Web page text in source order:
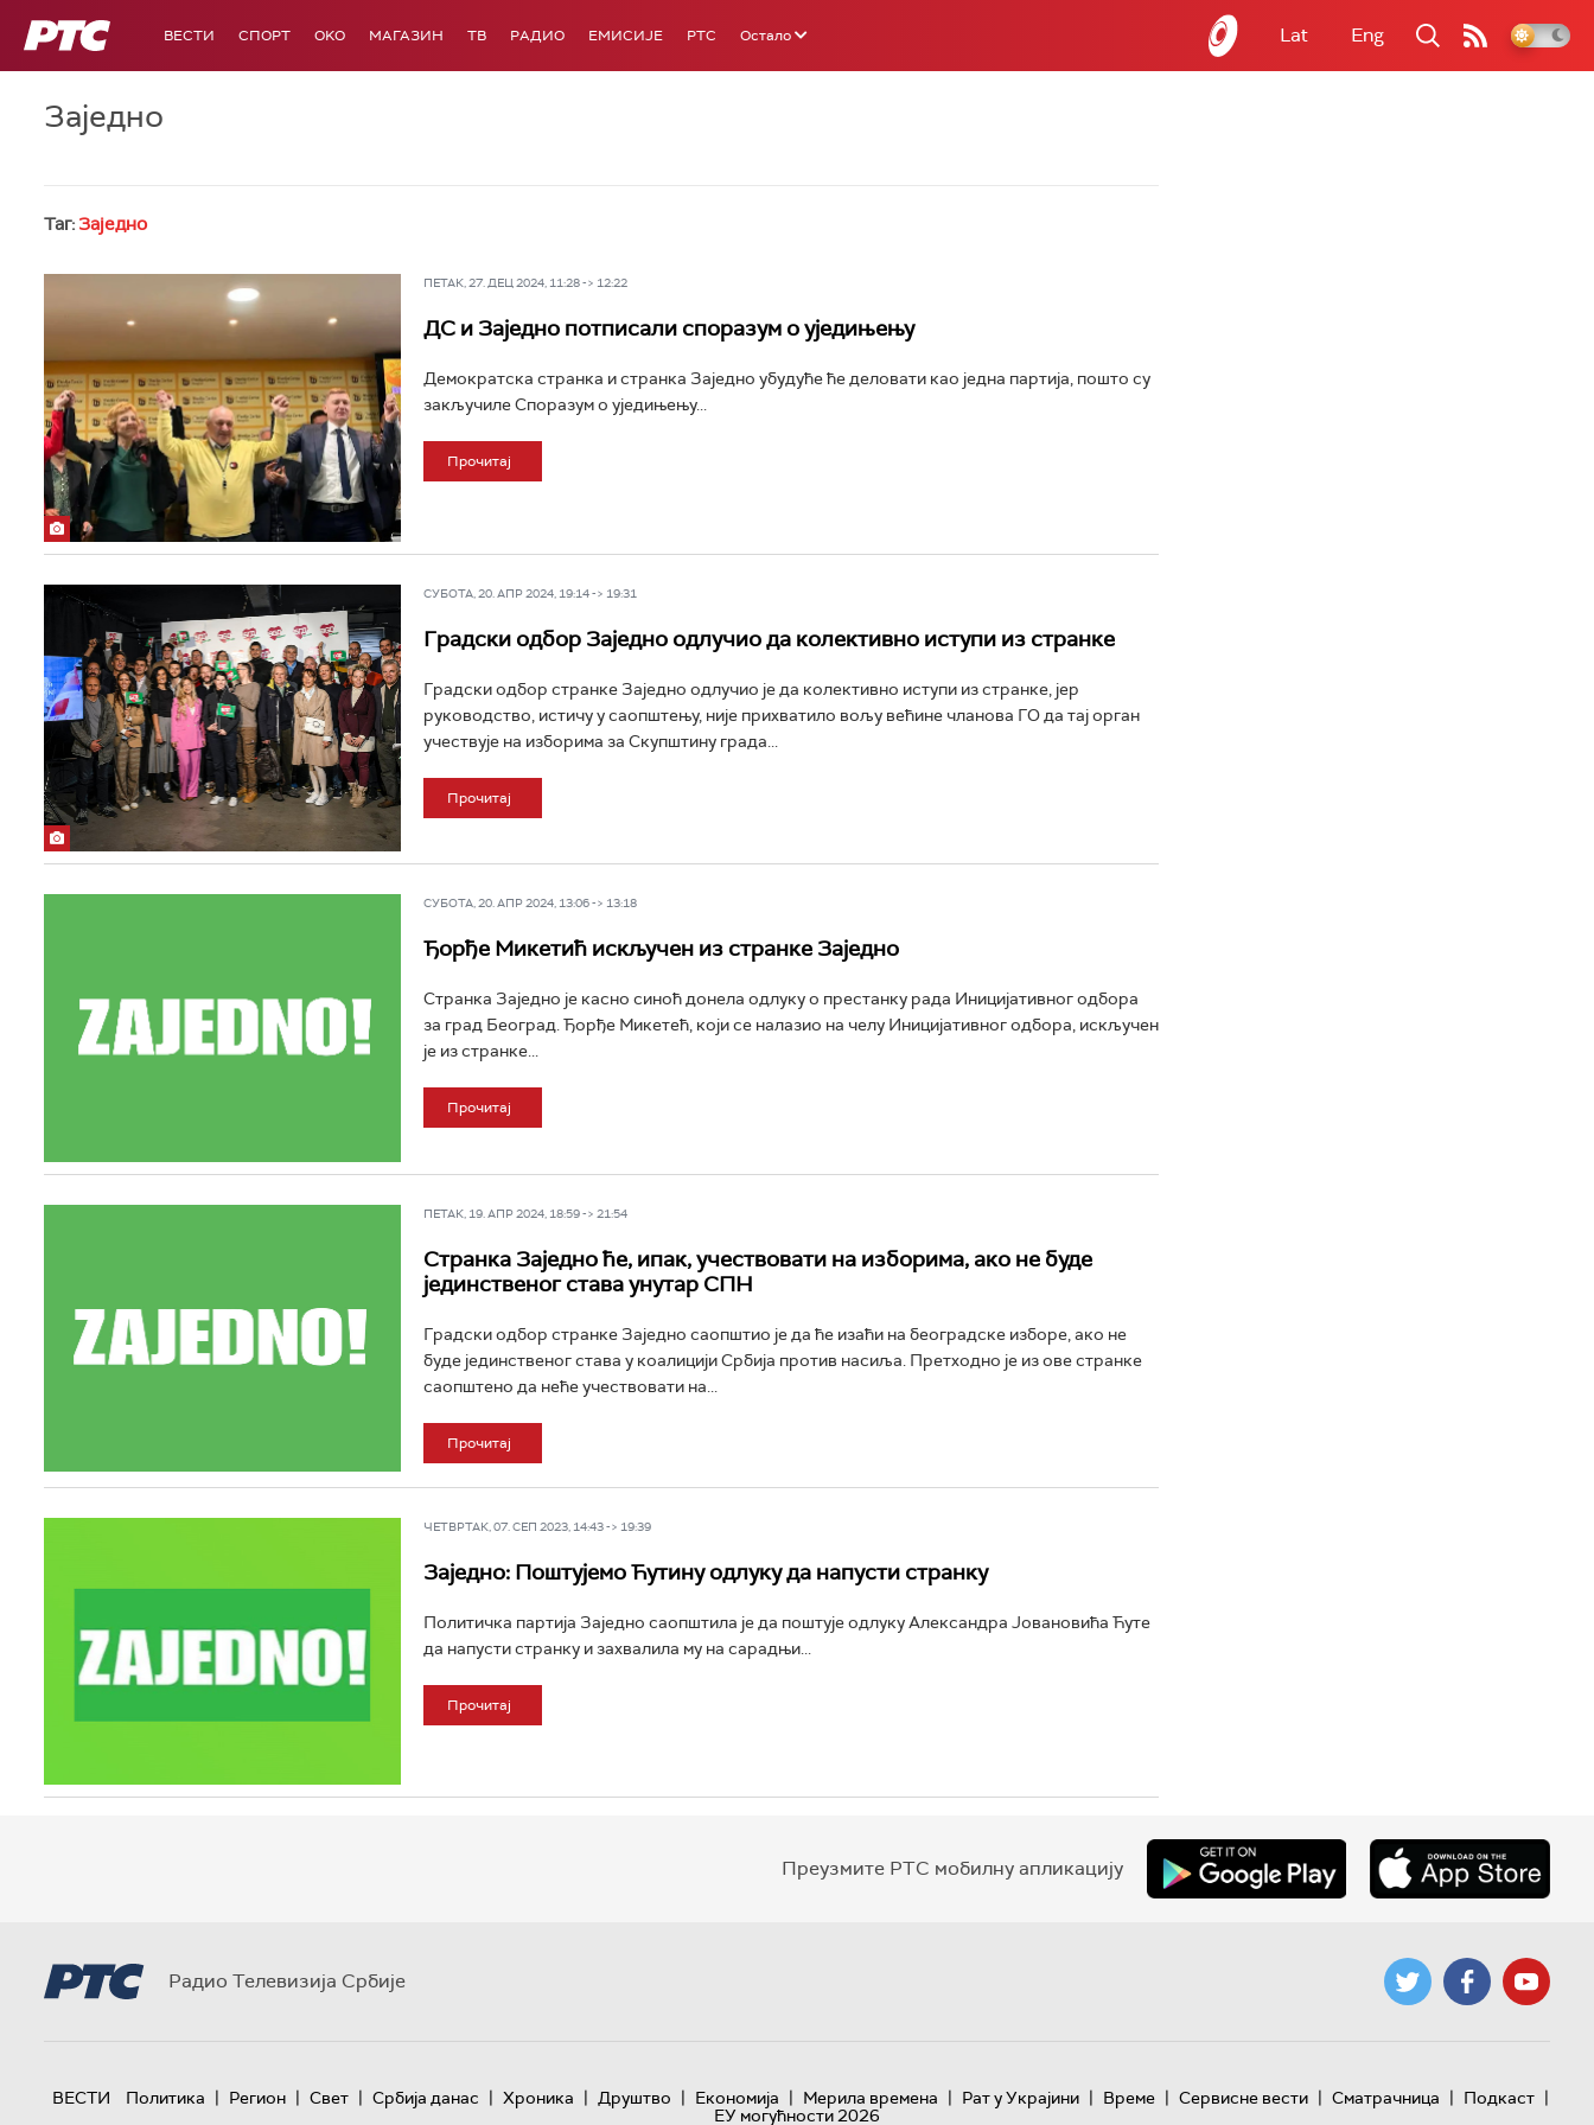
РТС ВЕСТИ СПОРТ OKO МАГАЗИН ТВ РАДИО ЕМИСИЈЕ РТС Остало Lat Eng
Заједно
Таг: Заједно
ПЕТАК, 27. ДЕЦ 2024, 11:28 -> 12:22
ДС и Заједно потписали споразум о уједињењу
Демократска странка и странка Заједно убудуће ће деловати као једна партија, пошто су
закључиле Споразум о уједињењу...
Прочитај
СУБОТА, 20. АПР 2024, 19:14 -> 19:31
Градски одбор Заједно одлучио да колективно иступи из странке
Градски одбор странке Заједно одлучио је да колективно иступи из странке, јер
руководство, истичу у саопштењу, није прихватило вољу већине чланова ГО да тај орган
учествује на изборима за Скупштину града...
Прочитај
СУБОТА, 20. АПР 2024, 13:06 -> 13:18
Ђорђе Микетић искључен из странке Заједно
Странка Заједно је касно синоћ донела одлуку о престанку рада Иницијативног одбора
за град Београд. Ђорђе Микетећ, који се налазио на челу Иницијативног одбора, искључен
је из странке...
Прочитај
ПЕТАК, 19. АПР 2024, 18:59 -> 21:54
Странка Заједно ће, ипак, учествовати на изборима, ако не буде
јединственог става унутар СПН
Градски одбор странке Заједно саопштио је да ће изаћи на београдске изборе, ако не
буде јединственог става у коалицији Србија против насиља. Претходно је из ове странке
саопштено да неће учествовати на...
Прочитај
ЧЕТВРТАК, 07. СЕП 2023, 14:43 -> 19:39
Заједно: Поштујемо Ћутину одлуку да напусти странку
Политичка партија Заједно саопштила је да поштује одлуку Александра Јовановића Ћуте
да напусти странку и захвалила му на сарадњи...
Прочитај
Преузмите РТС мобилну апликацију
Радио Телевизија Србије
ВЕСТИ Политика | Регион | Свет | Србија данас | Хроника | Друштво | Економија | Мерила времена | Рат у Украјини | Време | Сервисне вести | Сматрачница | Подкаст |
ЕУ могућности 2026